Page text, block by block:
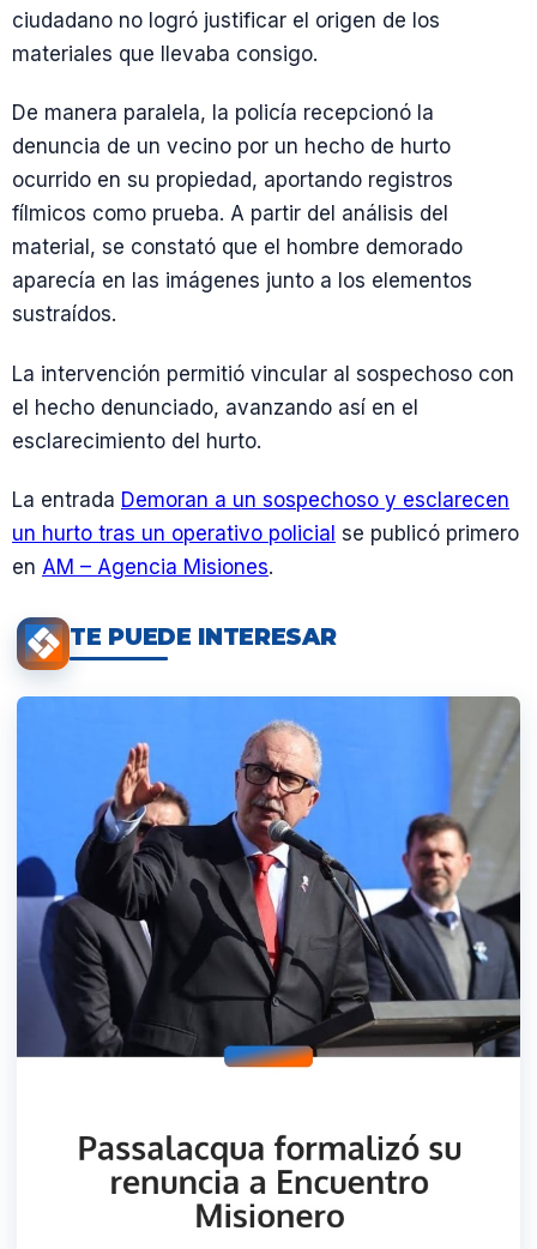
ciudadano no logró justificar el origen de los
materiales que llevaba consigo.
De manera paralela, la policía recepcionó la
denuncia de un vecino por un hecho de hurto
ocurrido en su propiedad, aportando registros
fílmicos como prueba. A partir del análisis del
material, se constató que el hombre demorado
aparecía en las imágenes junto a los elementos
sustraídos.
La intervención permitió vincular al sospechoso con
el hecho denunciado, avanzando así en el
esclarecimiento del hurto.
La entrada Demoran a un sospechoso y esclarecen
un hurto tras un operativo policial se publicó primero
en AM – Agencia Misiones.
TE PUEDE INTERESAR